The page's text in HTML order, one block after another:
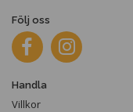
Följ oss
Handla
Villkor